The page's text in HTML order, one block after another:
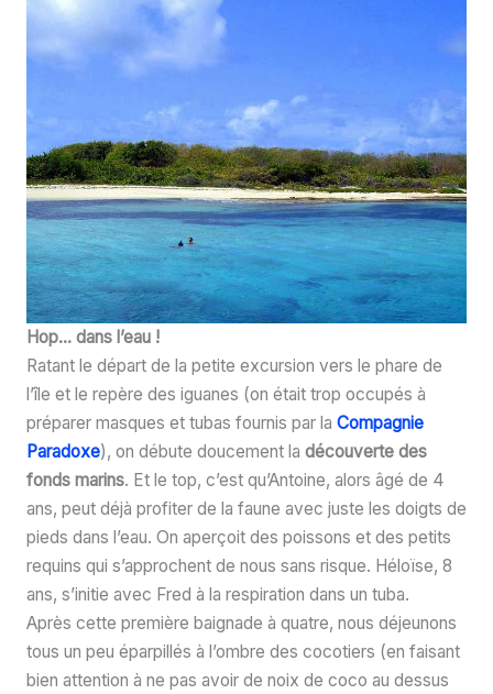
Hop… dans l’eau !
Ratant le départ de la petite excursion vers le phare de
l’île et le repère des iguanes (on était trop occupés à
préparer masques et tubas fournis par la Compagnie
Paradoxe), on débute doucement la découverte des
fonds marins. Et le top, c’est qu’Antoine, alors âgé de 4
ans, peut déjà profiter de la faune avec juste les doigts de
pieds dans l’eau. On aperçoit des poissons et des petits
requins qui s’approchent de nous sans risque. Héloïse, 8
ans, s’initie avec Fred à la respiration dans un tuba.
Après cette première baignade à quatre, nous déjeunons
tous un peu éparpillés à l’ombre des cocotiers (en faisant
bien attention à ne pas avoir de noix de coco au dessus